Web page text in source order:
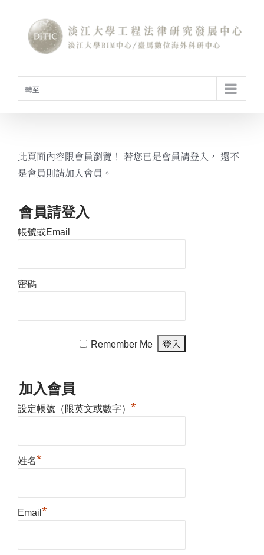
content
轉至...
此頁面內容限會員瀏覽！ 若您已是會員請登入， 還不
是會員則請加入會員。
會員請登入
帳號或Email
密碼
Remember Me
加入會員
設定帳號（限英文或數字） *
姓名*
Email *